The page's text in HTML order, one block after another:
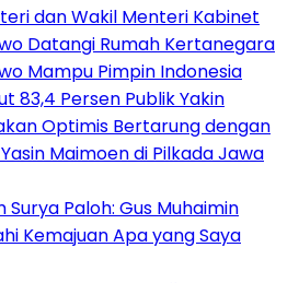
dan Wakil Menteri Kabinet
Datangi Rumah Kertanegara
Mampu Pimpin Indonesia
83,4 Persen Publik Yakin
Optimis Bertarung dengan
Maimoen di Pilkada Jawa
Paloh: Gus Muhaimin
Kemajuan Apa yang Saya